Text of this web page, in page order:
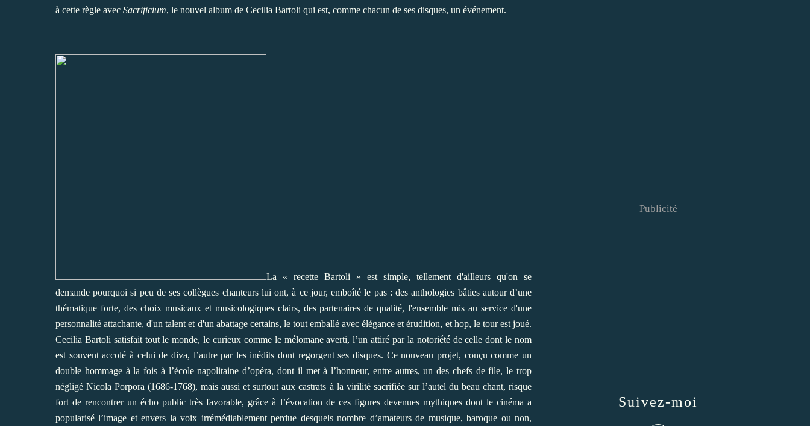
à cette règle avec Sacrificium, le nouvel album de Cecilia Bartoli qui est, comme chacun de ses disques, un événement.
La « recette Bartoli » est simple, tellement d'ailleurs qu'on se
demande pourquoi si peu de ses collègues chanteurs lui ont, à ce jour, emboîté le pas : des anthologies bâties autour d’une
thématique forte, des choix musicaux et musicologiques clairs, des partenaires de qualité, l'ensemble mis au service d'une
personnalité attachante, d'un talent et d'un abattage certains, le tout emballé avec élégance et érudition, et hop, le tour est joué.
Cecilia Bartoli satisfait tout le monde, le curieux comme le mélomane averti, l’un attiré par la notoriété de celle dont le nom
est souvent accolé à celui de diva, l’autre par les inédits dont regorgent ses disques. Ce nouveau projet, conçu comme un
double hommage à la fois à l’école napolitaine d’opéra, dont il met à l’honneur, entre autres, un des chefs de file, le trop
négligé Nicola Porpora (1686-1768), mais aussi et surtout aux castrats à la virilité sacrifiée sur l’autel du beau chant, risque
fort de rencontrer un écho public très favorable, grâce à l’évocation de ces figures devenues mythiques dont le cinéma a
popularisé l’image et envers la voix irrémédiablement perdue desquels nombre d’amateurs de musique, baroque ou non,
Suivez-moi
Publicité